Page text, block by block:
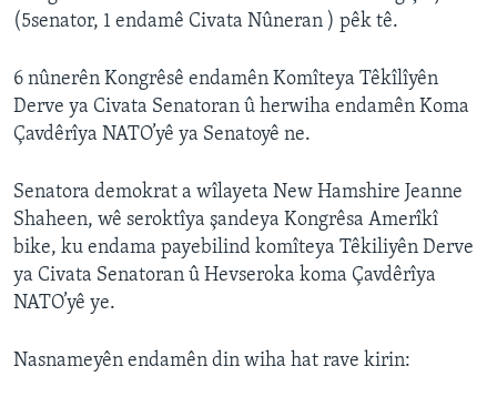
(5senator, 1 endamê Civata Nûneran ) pêk tê.
6 nûnerên Kongrêsê endamên Komîteya Têkîlîyên
Derve ya Civata Senatoran û herwiha endamên Koma
Çavdêrîya NATO’yê ya Senatoyê ne.
Senatora demokrat a wîlayeta New Hamshire Jeanne
Shaheen, wê seroktîya şandeya Kongrêsa Amerîkî
bike, ku endama payebilind komîteya Têkiliyên Derve
ya Civata Senatoran û Hevseroka koma Çavdêrîya
NATO’yê ye.
Nasnameyên endamên din wiha hat rave kirin: